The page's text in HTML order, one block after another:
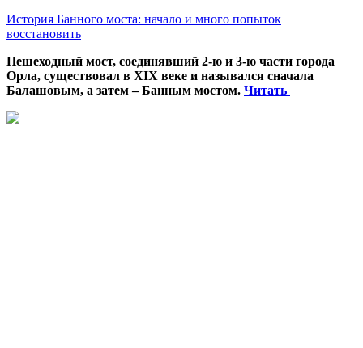
История Банного моста: начало и много попыток
восстановить
Пешеходный мост, соединявший 2-ю и 3-ю части города
Орла, существовал в XIX веке и назывался сначала
Балашовым, а затем – Банным мостом. Читать